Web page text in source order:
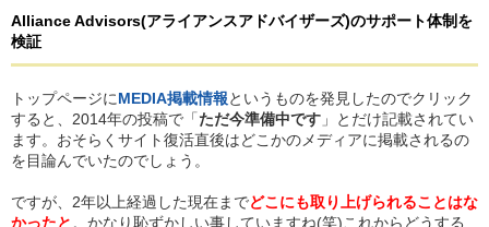
Alliance Advisors(アライアンスアドバイザーズ)のサポート体制を
検証
トップページにMEDIA掲載情報というものを発見したのでクリック
すると、2014年の投稿で「ただ今準備中です 」とだけ記載されてい
ます。おそらくサイト復活直後はどこかのメディアに掲載されるの
を目論んでいたのでしょう。
ですが、2年以上経過した現在までどこにも取り上げられることはな
かったと 。かなり恥ずかしい事していますね(笑)これからどうする